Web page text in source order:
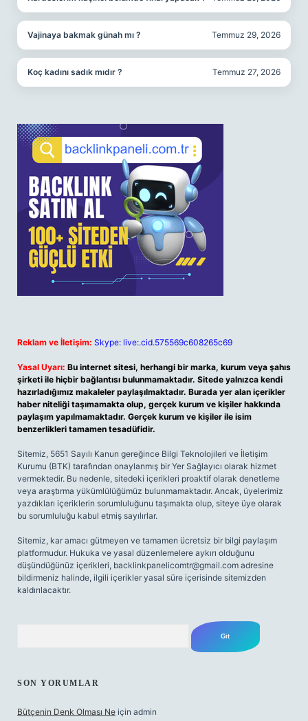
Vajinaya bakmak günah mı ? Temmuz 29, 2026
Koç kadını sadık mıdır ? Temmuz 27, 2026
Reklam ve İletişim: Skype: live:.cid.575569c608265c69
Yasal Uyarı: Bu internet sitesi, herhangi bir marka, kurum veya şahıs
şirketi ile hiçbir bağlantısı bulunmamaktadır. Sitede yalnızca kendi
hazırladığımız makaleler paylaşılmaktadır. Burada yer alan içerikler
haber niteliği taşımamakta olup, gerçek kurum ve kişiler hakkında
paylaşım yapılmamaktadır. Gerçek kurum ve kişiler ile isim
benzerlikleri tamamen tesadüfidir.
Sitemiz, 5651 Sayılı Kanun gereğince Bilgi Teknolojileri ve İletişim
Kurumu (BTK) tarafından onaylanmış bir Yer Sağlayıcı olarak hizmet
vermektedir. Bu nedenle, sitedeki içerikleri proaktif olarak denetleme
veya araştırma yükümlülüğümüz bulunmamaktadır. Ancak, üyelerimiz
yazdıkları içeriklerin sorumluluğunu taşımakta olup, siteye üye olarak
bu sorumluluğu kabul etmiş sayılırlar.
Sitemiz, kar amacı gütmeyen ve tamamen ücretsiz bir bilgi paylaşım
platformudur. Hukuka ve yasal düzenlemelere aykırı olduğunu
düşündüğünüz içerikleri, backlinkpanelicomtr@gmail.com adresine
bildirmeniz halinde, ilgili içerikler yasal süre içerisinde sitemizden
kaldırılacaktır.
SON YORUMLAR
Bütçenin Denk Olması Ne için admin